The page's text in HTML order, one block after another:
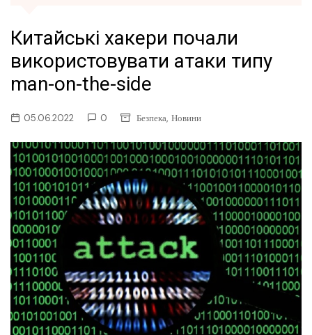
Китайські хакери почали
використовувати атаки типу
man-on-the-side
05.06.2022 0 Безпека, Новини